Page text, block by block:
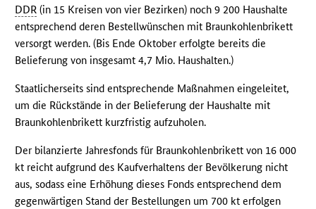
DDR (in 15 Kreisen von vier Bezirken) noch 9 200 Haushalte
entsprechend deren Bestellwünschen mit Braunkohlenbrikett
versorgt werden. (Bis Ende Oktober erfolgte bereits die
Belieferung von insgesamt 4,7 Mio. Haushalten.)
Staatlicherseits sind entsprechende Maßnahmen eingeleitet,
um die Rückstände in der Belieferung der Haushalte mit
Braunkohlenbrikett kurzfristig aufzuholen.
Der bilanzierte Jahresfonds für Braunkohlenbrikett von 16 000
kt reicht aufgrund des Kaufverhaltens der Bevölkerung nicht
aus, sodass eine Erhöhung dieses Fonds entsprechend dem
gegenwärtigen Stand der Bestellungen um 700 kt erfolgen